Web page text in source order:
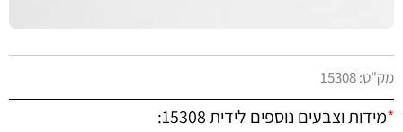
מק"ט:15308
*מידות וצבעים נוספים לידית 15308: